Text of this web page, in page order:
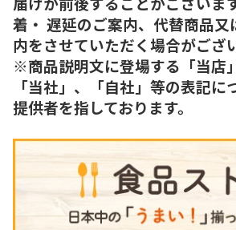
着・ 遅延のご案内、代替商品又
内をさせていただく場合がござ
※商品説明文に登場する「当店
「当社」、「自社」等の表記に
提供者を指しております。